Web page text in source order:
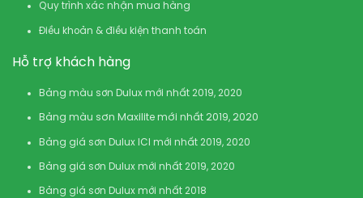
Quy trình xác nhận mua hàng
Điều khoản & điều kiện thanh toán
Hỗ trợ khách hàng
Bảng màu sơn Dulux mới nhất 2019, 2020
Bảng màu sơn Maxilite mới nhất 2019, 2020
Bảng giá sơn Dulux ICI mới nhất 2019, 2020
Bảng giá sơn Dulux mới nhất 2019, 2020
Bảng giá sơn Dulux mới nhất 2018